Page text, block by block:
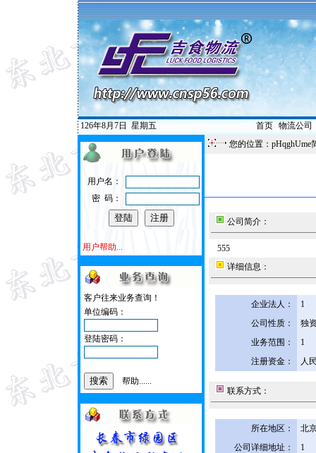
126年8月7日 星期五 首页| 物流公司
用户名：
密 码：
用户帮助...
客户往来业务查询！
单位编码：
登陆密码：
帮助......
您的位置：pHqghUme
公司简介：
555
详细信息：
企业法人：
1
公司性质：
独
业务范围：
1
注册资金：
人
联系方式：
所在地区：
北
公司详细地址：
1